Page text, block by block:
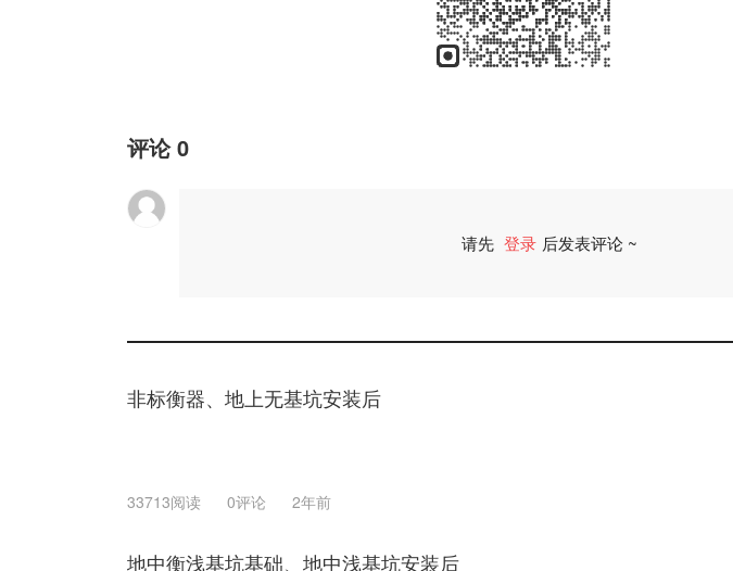
评论0
请先 登录 后发表评论 ~
非标衡器、地上无基坑安装后
33713阅读 0评论 2年前
地中衡浅基坑基础、地中浅基坑安装后